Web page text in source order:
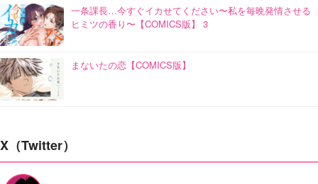
一条課長…今すぐイカせてください〜私を毎晩発情させる
ヒミツの香り〜【COMICS版】 3
まないたの恋【COMICS版】
X（Twitter）